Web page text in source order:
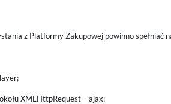
z Platformy Zakupowej powinno spełniać
XMLHttpRequest – ajax;